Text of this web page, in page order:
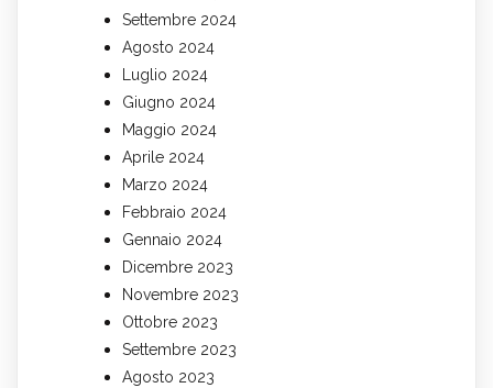
Settembre 2024
Agosto 2024
Luglio 2024
Giugno 2024
Maggio 2024
Aprile 2024
Marzo 2024
Febbraio 2024
Gennaio 2024
Dicembre 2023
Novembre 2023
Ottobre 2023
Settembre 2023
Agosto 2023